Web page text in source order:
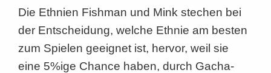
Die Ethnien Fishman und Mink stechen bei
der Entscheidung, welche Ethnie am besten
zum Spielen geeignet ist, hervor, weil sie
eine 5%ige Chance haben, durch Gacha-